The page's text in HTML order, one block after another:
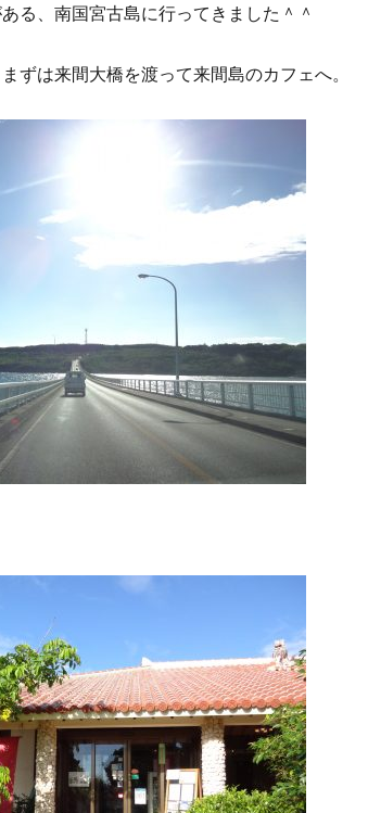
る、南国宮古島に行ってきました＾＾
ずは来間大橋を渡って来間島のカフェへ。